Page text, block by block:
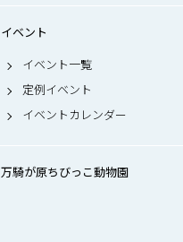
イベント
イベント一覧
定例イベント
イベントカレンダー
万騎が原ちびっこ動物園